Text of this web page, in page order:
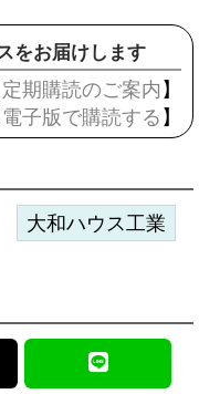
をお届けします
定期購読のご案内 】
電子版で購読する 】
大和ハウス工業